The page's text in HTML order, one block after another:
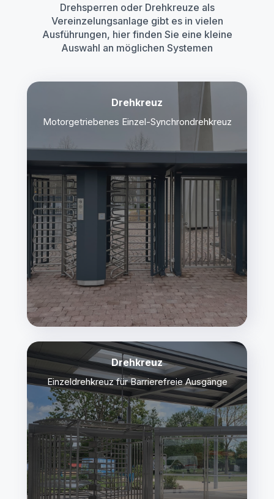
Drehsperren oder Drehkreuze als
Vereinzelungsanlage gibt es in vielen
Ausführungen, hier finden Sie eine kleine
Auswahl an möglichen Systemen
Drehkreuz
Motorgetriebenes Einzel-Synchrondrehkreuz
Drehkreuz
Einzeldrehkreuz für Barrierefreie Ausgänge